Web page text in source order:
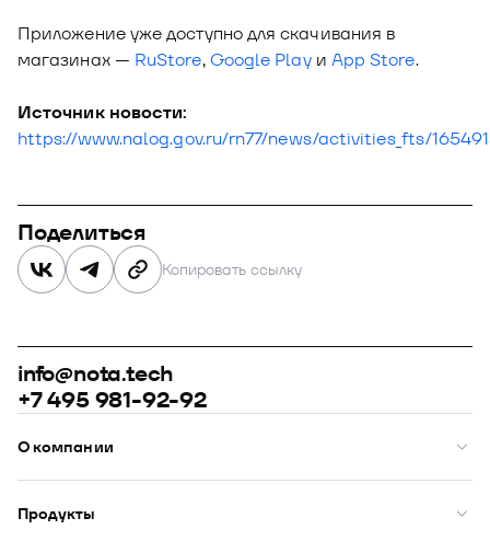
Приложение уже доступно для скачивания в
магазинах — RuStore,Google Playи App Store.
Источник новости:
https://www.nalog.gov.ru/rn77/news/activities_fts/
Поделиться
Копировать ссылку
info@nota.tech
+7 495 981-92-92
О компании
О нас
Премии
Рейтинги
Продукты